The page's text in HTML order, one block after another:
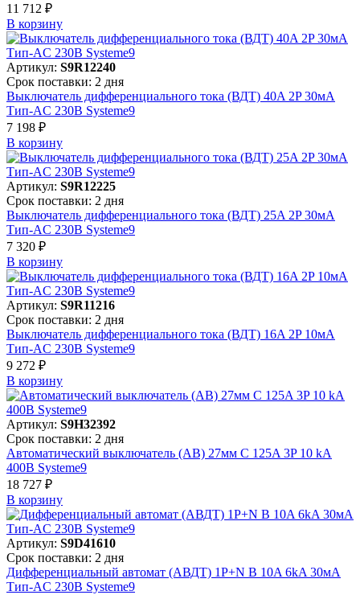
11 712 ₽
В корзинy
Артикул: S9R12240
Срок поставки: 2 дня
Выключатель дифференциального тока (ВДТ) 40A 2P 30мА
Тип-AC 230В Systeme9
7 198 ₽
В корзинy
Артикул: S9R12225
Срок поставки: 2 дня
Выключатель дифференциального тока (ВДТ) 25A 2P 30мА
Тип-AC 230В Systeme9
7 320 ₽
В корзинy
Артикул: S9R11216
Срок поставки: 2 дня
Выключатель дифференциального тока (ВДТ) 16A 2P 10мА
Тип-AC 230В Systeme9
9 272 ₽
В корзинy
Артикул: S9H32392
Срок поставки: 2 дня
Автоматический выключатель (АВ) 27мм C 125A 3P 10 kA
400В Systeme9
18 727 ₽
В корзинy
Артикул: S9D41610
Срок поставки: 2 дня
Дифференциальный автомат (АВДТ) 1P+N B 10A 6kA 30мА
Тип-AC 230В Systeme9